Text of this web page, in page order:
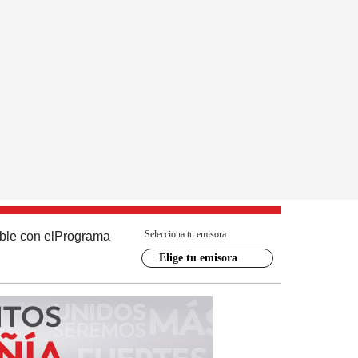
con el Programa Selecciona tu emisora
Elige tu emisora